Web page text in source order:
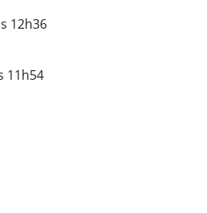
12h36
11h54